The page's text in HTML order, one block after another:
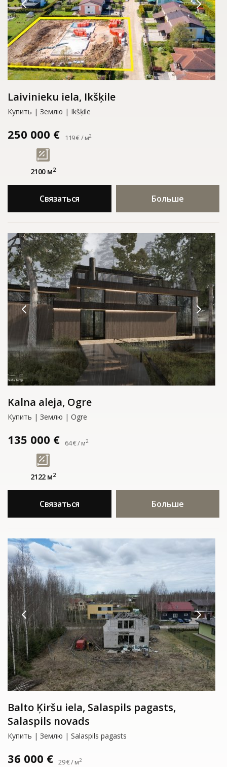
Laivinieku iela, Ikšķile
Купить | Землю | Ikšķile
250 000 € 119 € / м2
2100 м2
Связаться Больше
Kalna aleja, Ogre
Купить | Землю | Ogre
135 000 € 64 € / м2
2122 м2
Связаться Больше
Balto Ķiršu iela, Salaspils pagasts,
Salaspils novads
Купить | Землю | Salaspils pagasts
36 000 € 29 € / м2